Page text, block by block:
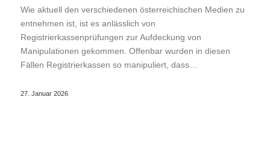
Wie aktuell den verschiedenen österreichischen Medien zu
entnehmen ist, ist es anlässlich von
Registrierkassenprüfungen zur Aufdeckung von
Manipulationen gekommen. Offenbar wurden in diesen
Fällen Registrierkassen so manipuliert, dass…
27. Januar 2026